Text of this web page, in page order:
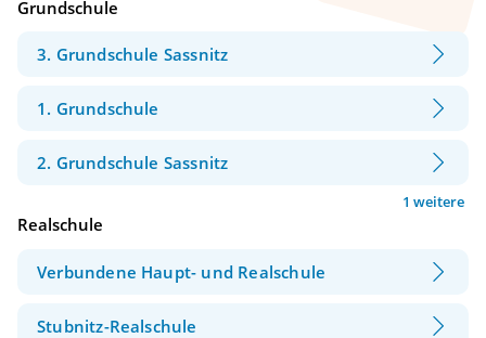
Grundschule
3. Grundschule Sassnitz
1. Grundschule
2. Grundschule Sassnitz
1 weitere
Realschule
Verbundene Haupt- und Realschule
Stubnitz-Realschule